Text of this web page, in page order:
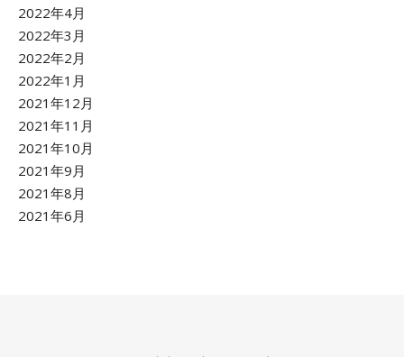
2022年4月
2022年3月
2022年2月
2022年1月
2021年12月
2021年11月
2021年10月
2021年9月
2021年8月
2021年6月